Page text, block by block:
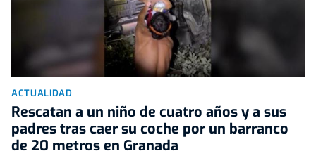
ACTUALIDAD
Rescatan a un niño de cuatro años y a sus
padres tras caer su coche por un barranco
de 20 metros en Granada